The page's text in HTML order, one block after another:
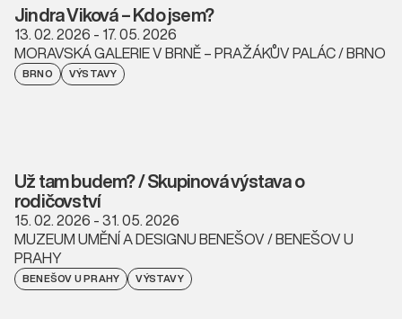
Jindra Viková – Kdo jsem?
13. 02. 2026 - 17. 05. 2026
MORAVSKÁ GALERIE V BRNĚ – PRAŽÁKŮV PALÁC / BRNO
BRNO VÝSTAVY
Už tam budem? / Skupinová výstava o
rodičovství
15. 02. 2026 - 31. 05. 2026
MUZEUM UMĚNÍ A DESIGNU BENEŠOV / BENEŠOV U
PRAHY
BENEŠOV U PRAHY VÝSTAVY